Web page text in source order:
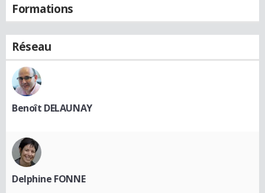
Formations
Réseau
Benoît DELAUNAY
Delphine FONNE